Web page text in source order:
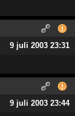
9 juli 2003 23:31
9 juli 2003 23:44